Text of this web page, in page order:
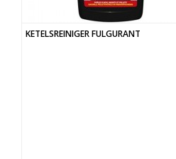
KETELSREINIGER FULGURANT